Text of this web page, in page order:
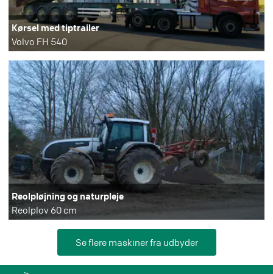
Kørsel med tiptrailer
Volvo FH 540
Reolpløjning og naturpleje
Reolplov 60 cm